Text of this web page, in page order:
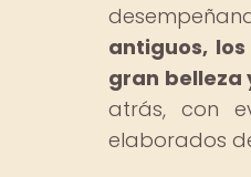
antiguos,
gran belleza
atrás, con
elaborados